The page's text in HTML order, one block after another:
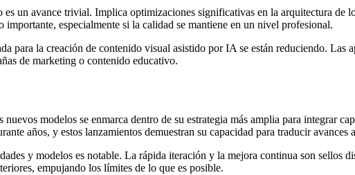
un avance trivial. Implica optimizaciones significativas en la arquitectura de
especialmente si la calidad se mantiene en un nivel profesional.
para la creación de contenido visual asistido por IA se están reduciendo.
de marketing o contenido educativo.
nuevos modelos se enmarca dentro de su estrategia más amplia para integrar
años, y estos lanzamientos demuestran su capacidad para traducir avances
y modelos es notable. La rápida iteración y la mejora continua son sellos
empujando los límites de lo que es posible.